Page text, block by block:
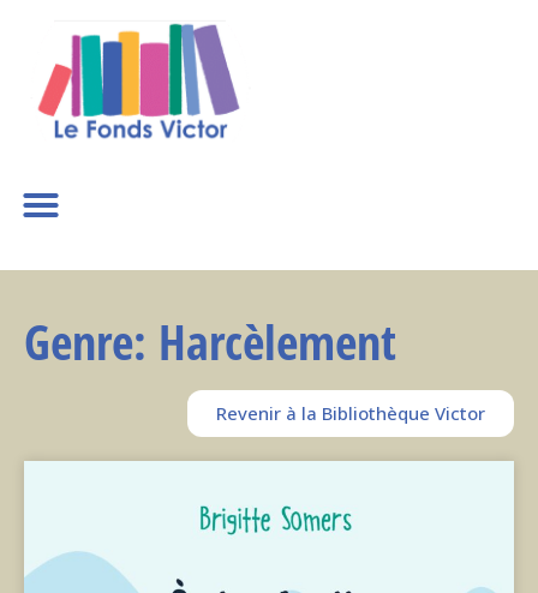
Genre: Harcèlement
Revenir à la Bibliothèque Victor